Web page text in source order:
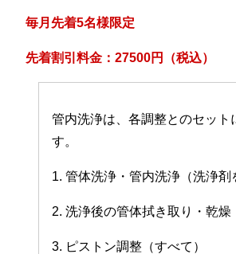
毎月先着5名様限定
先着割引料金：27500円（税込）
管内洗浄は、各調整とのセット
す。
1. 管体洗浄・管内洗浄（洗浄剤
2. 洗浄後の管体拭き取り・乾燥
3. ピストン調整（すべて）